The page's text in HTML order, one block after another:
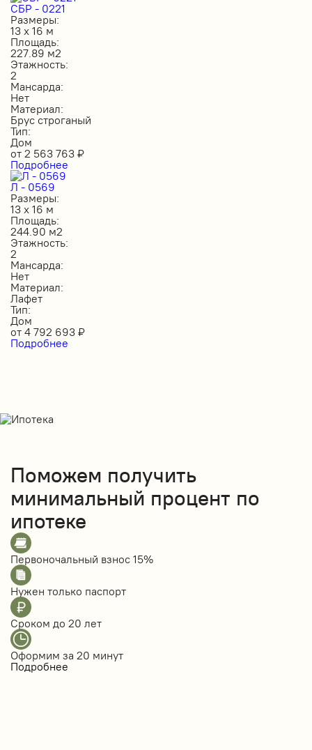
СБР - 0221
Размеры:
13 х 16 м
Площадь:
227.89 м2
Этажность:
2
Мансарда:
Нет
Материал:
Брус строганый
Тип:
Дом
от 2 563 763 ₽
Подробнее
Л - 0569
Размеры:
13 х 16 м
Площадь:
244.90 м2
Этажность:
2
Мансарда:
Нет
Материал:
Лафет
Тип:
Дом
от 4 792 693 ₽
Подробнее
Поможем получить
минимальный процент по
ипотеке
Первоночальный взнос 15%
Нужен только паспорт
Сроком до 20 лет
Оформим за 20 минут
Подробнее